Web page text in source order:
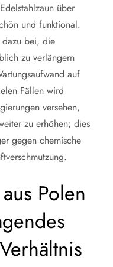
über
und funktional.
dazu bei, die
zu verlängern
auf
Fällen wird
versehen,
zu erhöhen; dies
gegen chemische
Polen